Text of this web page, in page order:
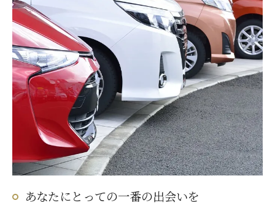
あなたにとっての一番の出会いを